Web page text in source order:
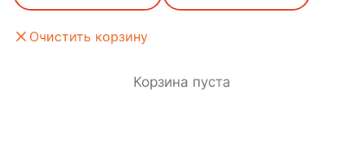
Очистить корзину
Корзина пуста